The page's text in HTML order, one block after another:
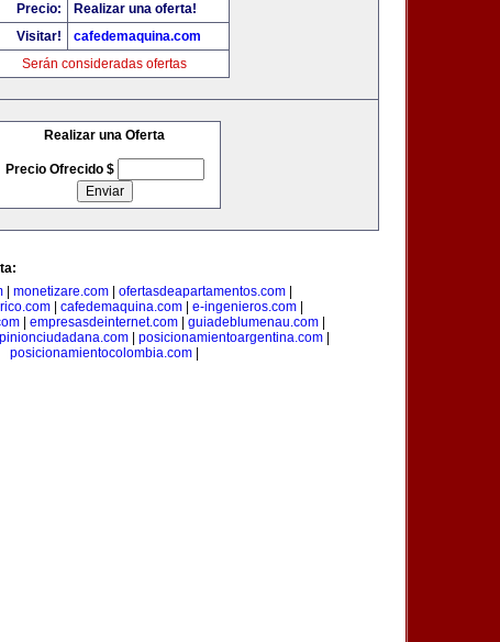
Precio:
Realizar una oferta!
Visitar!
cafedemaquina.com
Serán consideradas ofertas
Realizar una Oferta
Precio Ofrecido $
monetizare.com ofertasdeapartamentos.com
| cafedemaquina.com| e-ingenieros.com|
empresasdeinternet.com guiadeblumenau.com
posicionamientoargentina.com
posicionamientocolombia.com